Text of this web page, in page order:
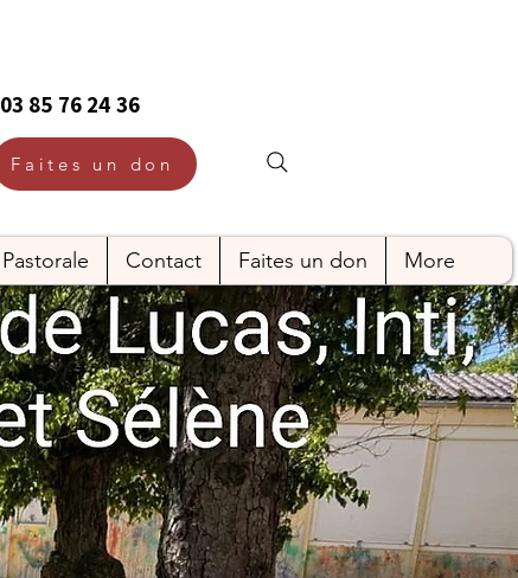
03 85 76 24 36
Faites un don
Pastorale Contact Faites un don More